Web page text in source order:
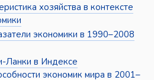
хозяйства в контексте
экономики в 1990–2008
в Индексе
экономик мира в 2001–